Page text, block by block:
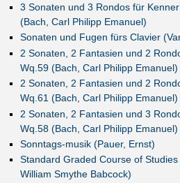
3 Sonaten und 3 Rondos für
(Bach, Carl Philipp Emanuel)
Sonaten und Fugen fürs Clavier
2 Sonaten, 2 Fantasien und 2
Wq.59 (Bach, Carl Philipp Emanuel)
2 Sonaten, 2 Fantasien und 2
Wq.61 (Bach, Carl Philipp Emanuel)
2 Sonaten, 2 Fantasien und 3
Wq.58 (Bach, Carl Philipp Emanuel)
Sonntags-musik (Pauer, Ernst)
Standard Graded Course of
William Smythe Babcock)